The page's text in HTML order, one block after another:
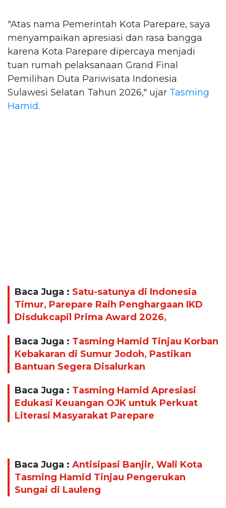
"Atas nama Pemerintah Kota Parepare, saya
menyampaikan apresiasi dan rasa bangga
karena Kota Parepare dipercaya menjadi
tuan rumah pelaksanaan Grand Final
Pemilihan Duta Pariwisata Indonesia
Sulawesi Selatan Tahun 2026," ujar Tasming
Hamid.
Baca Juga : Satu-satunya di Indonesia
Timur, Parepare Raih Penghargaan IKD
Disdukcapil Prima Award 2026,
Baca Juga : Tasming Hamid Tinjau Korban
Kebakaran di Sumur Jodoh, Pastikan
Bantuan Segera Disalurkan
Baca Juga : Tasming Hamid Apresiasi
Edukasi Keuangan OJK untuk Perkuat
Literasi Masyarakat Parepare
Baca Juga : Antisipasi Banjir, Wali Kota
Tasming Hamid Tinjau Pengerukan
Sungai di Lauleng